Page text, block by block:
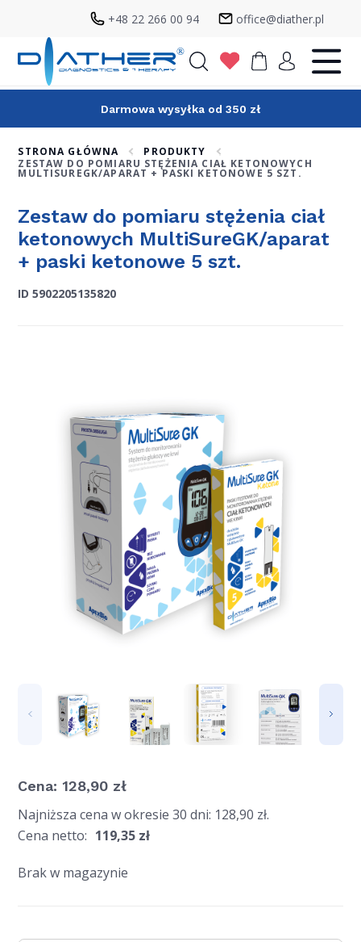
+48 22 266 00 94 office@diather.pl
Darmowa wysyłka od 350 zł
STRONA GŁÓWNA
PRODUKTY
ZESTAW DO POMIARU STĘŻENIA CIAŁ KETONOWYCH
MULTISUREGK/APARAT + PASKI KETONOWE 5 SZT.
Zestaw do pomiaru stężenia ciał
ketonowych MultiSureGK/aparat
+ paski ketonowe 5 szt.
ID 5902205135820
Cena:128,90 zł
Najniższa cena w okresie 30 dni: 128,90 zł.
Cena netto: 119,35 zł
Brak w magazynie